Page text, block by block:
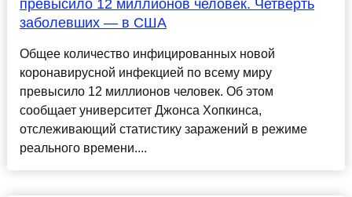
превысило 12 миллионов человек. Четверть
заболевших — в США
Общее количество инфицированных новой
коронавирусной инфекцией по всему миру
превысило 12 миллионов человек. Об этом
сообщает университет Джонса Хопкинса,
отслеживающий статистику заражений в режиме
реального времени....